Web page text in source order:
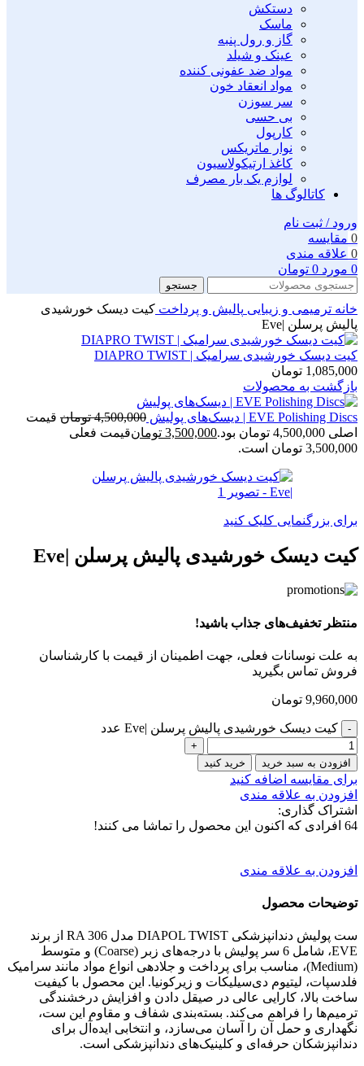
دستکش
ماسک
گاز و رول پنبه
عینک و شیلد
مواد ضد عفونی کننده
مواد انعقاد خون
سر سوزن
بی حسی
کارپول
نوار ماتریکس
کاغذ ارتیکولاسیون
لوازم یک بار مصرف
کاتالوگ ها
ورود / ثبت نام
0 مقايسه
0 علاقه مندی
0 مورد 0 تومان
جستجو
خانه ترمیمی و زیبایی پالیش و پرداخت کیت دیسک خورشیدی
پالیش پرسلن |Eve
کیت دیسک خورشیدی سرامیک | DIAPRO TWIST
1,085,000 تومان
بازگشت به محصولات
EVE Polishing Discs | دیسک‌های پولیش 4,500,000 تومان قیمت
اصلی 4,500,000 تومان بود.
3,500,000 تومانقیمت فعلی
3,500,000 تومان است.
برای بزرگنمایی کلیک کنید
کیت دیسک خورشیدی پالیش پرسلن |Eve
منتظر تخفیف‌های جذاب باشید!
به علت نوسانات فعلی، جهت اطمینان از قیمت با کارشناسان
فروش تماس بگیرید
9,960,000 تومان
کیت دیسک خورشیدی پالیش پرسلن |Eve عدد
افزودن به سبد خرید خرید کنید
برای مقایسه اضافه کنید
افزودن به علاقه مندی
اشتراک گذاری:
64 افرادی که اکنون این محصول را تماشا می کنند!
افزودن به علاقه مندی
توضیحات محصول
ست پولیش دندانپزشکی DIAPOL TWIST مدل RA 306 از برند
EVE، شامل 6 سر پولیش با درجه‌های زبر (Coarse) و متوسط
(Medium)، مناسب برای پرداخت و جلادهی انواع مواد مانند سرامیک
فلدسپات، لیتیوم دی‌سیلیکات و زیرکونیا. این محصول با کیفیت
ساخت بالا، کارایی عالی در صیقل دادن و افزایش درخشندگی
ترمیم‌ها را فراهم می‌کند. بسته‌بندی شفاف و مقاوم این ست،
نگهداری و حمل آن را آسان می‌سازد، و انتخابی ایده‌آل برای
دندانپزشکان حرفه‌ای و کلینیک‌های دندانپزشکی است.